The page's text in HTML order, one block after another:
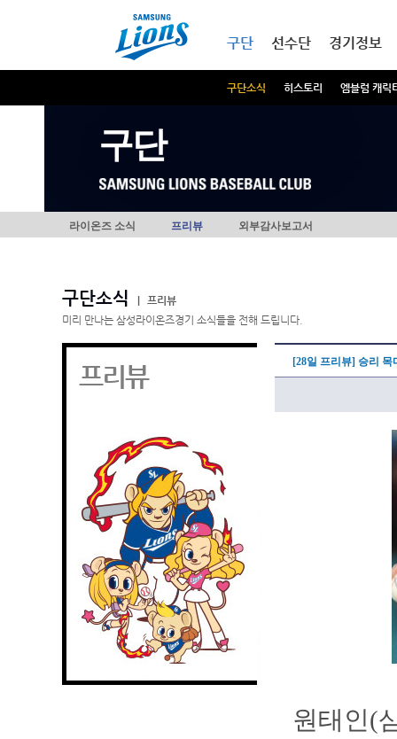
구단
구단소식 히스토리 엠블럼 캐릭
선수단 경기정보
구단
라이온즈 소식 프리뷰 외부감사보고서
구단소식
프리뷰
미리 만나는 삼성라이온즈경기 소식들을 전해 드립니다.
프리뷰 [28일 프리뷰] 승리
원태인(